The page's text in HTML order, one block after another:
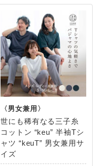
世にも稀有なる三子糸
コットン “keu” 半袖Tシ
ャツ “keuT” 男女兼用サ
イズ